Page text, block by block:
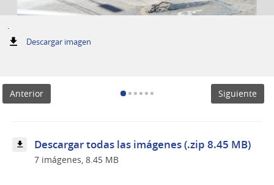
.
Descargar imagen:
Anterior Siguiente
Descargar todas las imágenes (.zip 8.45 MB)
7 imágenes, 8.45 MB